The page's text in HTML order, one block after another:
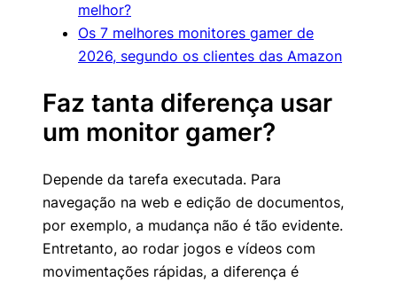
melhor?
Os 7 melhores monitores gamer de
2026, segundo os clientes das Amazon
Faz tanta diferença usar
um monitor gamer?
Depende da tarefa executada. Para
navegação na web e edição de documentos,
por exemplo, a mudança não é tão evidente.
Entretanto, ao rodar jogos e vídeos com
movimentações rápidas, a diferença é